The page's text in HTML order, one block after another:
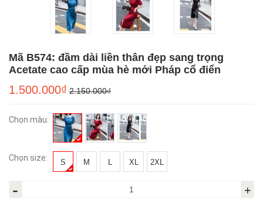
Mã B574: đầm dài liền thân đẹp sang trọng
Acetate cao cấp mùa hè mới Pháp cổ điển
1.500.000₫ 2.150.000₫
Chọn màu:
Chọn size: S M L XL 2XL
- +